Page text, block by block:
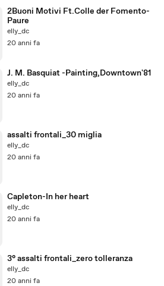
2Buoni Motivi Ft.Colle der Fomento-
Paure
elly_dc
20 anni fa
J. M. Basquiat -Painting,Downtown'81
elly_dc
20 anni fa
assalti frontali_30 miglia
elly_dc
20 anni fa
Capleton-In her heart
elly_dc
20 anni fa
3° assalti frontali_zero tolleranza
elly_dc
20 anni fa